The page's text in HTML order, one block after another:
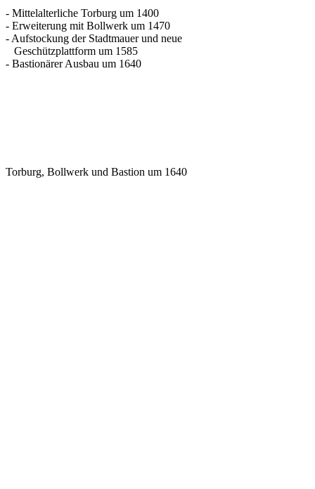
- Mittelalterliche Torburg um 1400
- Erweiterung mit Bollwerk um 1470
- Aufstockung der Stadtmauer und neue
Geschützplattform um 1585
- Bastionärer Ausbau um 1640
Torburg, Bollwerk und Bastion um 1640